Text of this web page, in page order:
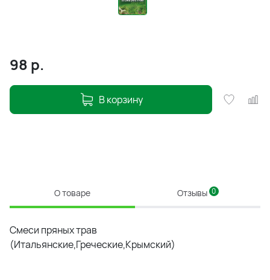
98 р.
В корзину
О товаре Отзывы 0
Смеси пряных трав
(Итальянские,Греческие,Крымский)